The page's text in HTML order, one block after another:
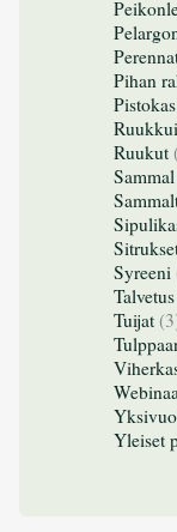
Pihan
Pistokas
Ruukut
Sammal
Syreeni
Talvetus
Tuijat
Yleiset